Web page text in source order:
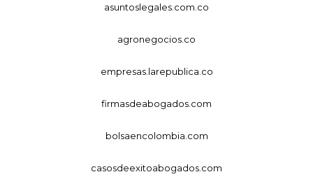
asuntoslegales.com.co
agronegocios.co
empresas.larepublica.co
firmasdeabogados.com
bolsaencolombia.com
casosdeexitoabogados.com